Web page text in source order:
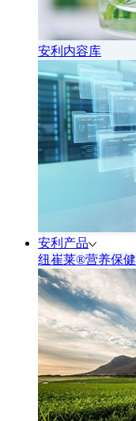
安利内容库
安利产品
纽崔莱®营养保